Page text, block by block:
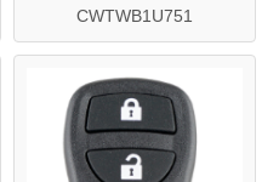
CWTWB1U751